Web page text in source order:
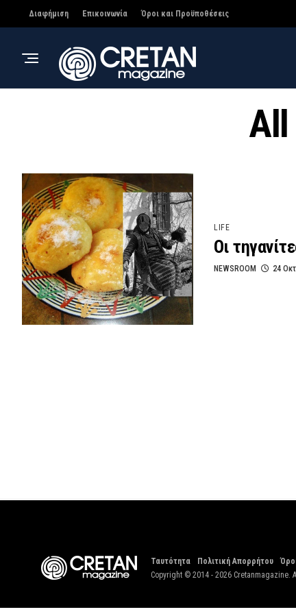
Διαφήμιση Επικοινωνία Όροι και Προϋποθέσεις
All
LIFE
Οι
NEWSROOM 24
Ταυτότητα Πολιτική Απορρήτου
Copyright © 2014 - 2026 Cretanmagazine.